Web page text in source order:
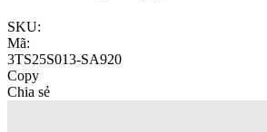
SKU:
Mã:
3TS25S013-SA920
Copy
Chia sẻ